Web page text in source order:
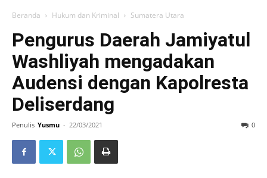
Beranda Hukum dan Kriminal Sumatera Utara
Pengurus Daerah Jamiyatul
Washliyah mengadakan
Audensi dengan Kapolresta
Deliserdang
Penulis Yusmu - 22/03/2021 0